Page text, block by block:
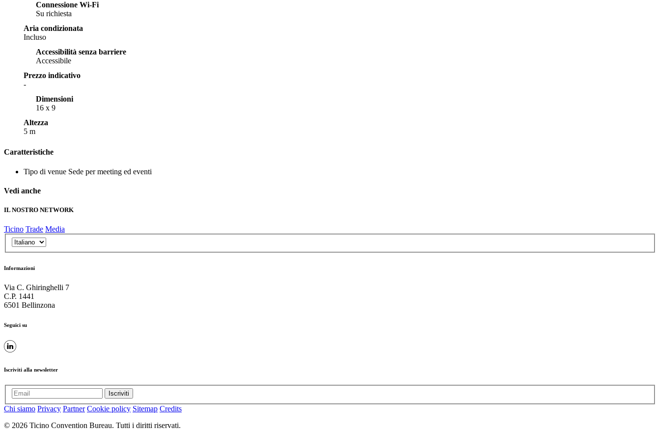
Connessione Wi-Fi
Su richiesta
Aria condizionata
Incluso
Accessibilità senza barriere
Accessibile
Prezzo indicativo
-
Dimensioni
16 x 9
Altezza
5 m
Caratteristiche
Tipo di venue Sede per meeting ed eventi
Vedi anche
IL NOSTRO NETWORK
Ticino Trade Media
Informazioni
Via C. Ghiringhelli 7
C.P. 1441
6501 Bellinzona
Seguici su
Iscriviti alla newsletter
Iscriviti
Chi siamo Privacy Partner Cookie policy Sitemap Credits
© 2026 Ticino Convention Bureau. Tutti i diritti riservati.